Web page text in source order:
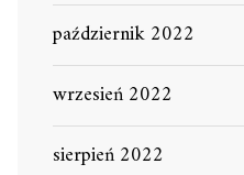
październik 2022
wrzesień 2022
sierpień 2022